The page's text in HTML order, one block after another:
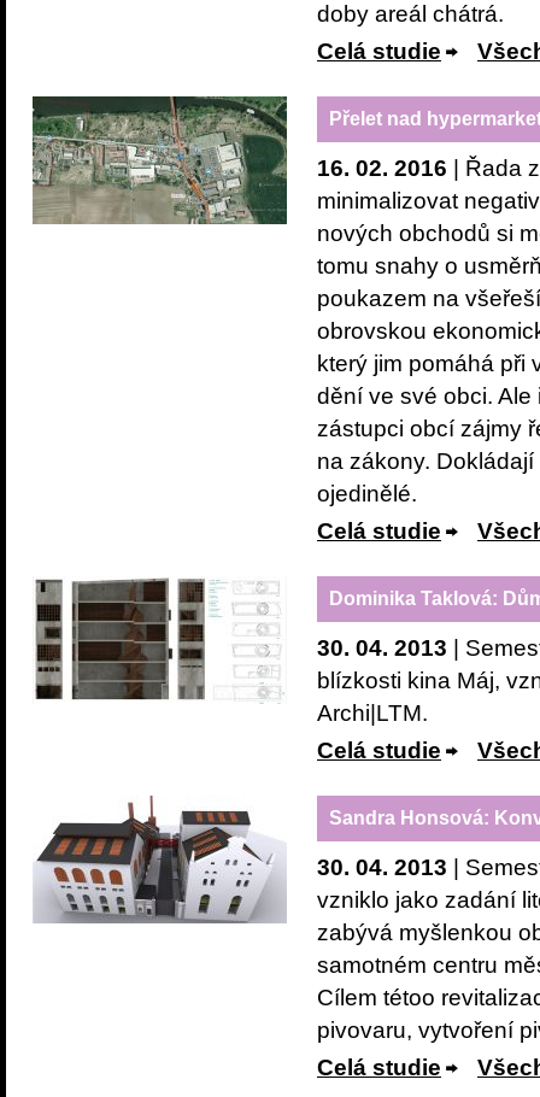
doby areál chátrá.
Celá studie
Přelet nad
16. 02. 2016 | Řada
minimalizovat
nových obchodů si
tomu snahy o
poukazem na
obrovskou
který jim pomáhá při
dění ve své obci.
zástupci obcí zájmy
na zákony.
ojedinělé.
Celá studie
Dominika Taklová:
30. 04. 2013 |
blízkosti kina Máj,
Archi|LTM.
Celá studie
Sandra Honsová:
30. 04. 2013 |
vzniklo jako zadání
zabývá myšlenkou
samotném centru
Cílem tétoo
pivovaru, vytvoření
Celá studie